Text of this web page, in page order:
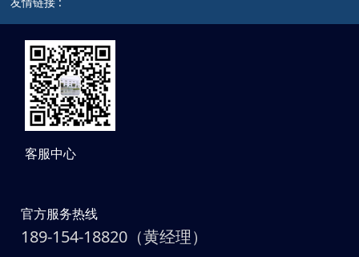
客服中心
官方服务热线
189-154-18820（黄经理）